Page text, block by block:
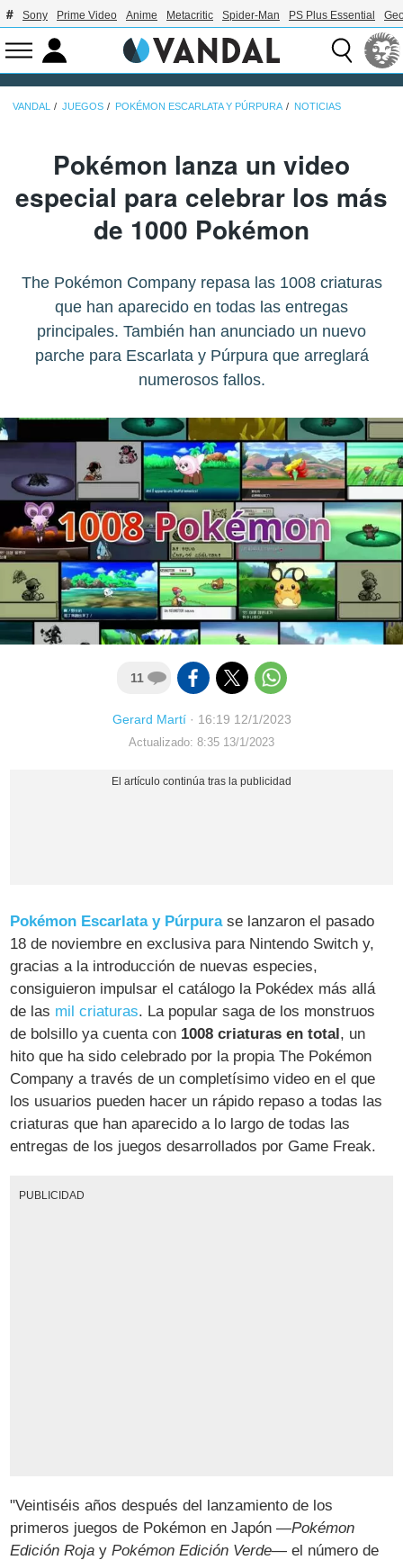
Sony Prime Video Anime Metacritic Spider-Man PS Plus Essential
VANDAL JUEGOS POKÉMON ESCARLATA Y PÚRPURA NOTICIAS
Pokémon lanza un video
especial para celebrar los más
de 1000 Pokémon
The Pokémon Company repasa las 1008 criaturas
que han aparecido en todas las entregas
principales. También han anunciado un nuevo
parche para Escarlata y Púrpura que arreglará
numerosos fallos.
11
Gerard Martí· 16:19 12/1/2023
Actualizado: 8:35 13/1/2023
Pokémon Escarlata y Púrpurase lanzaron el pasado
18 de noviembre en exclusiva para Nintendo Switch y,
gracias a la introducción de nuevas especies,
consiguieron impulsar el catálogo la Pokédex más allá
de las mil criaturas. La popular saga de los monstruos
de bolsillo ya cuenta con 1008 criaturas en total, un
hito que ha sido celebrado por la propia The Pokémon
Company a través de un completísimo video en el que
los usuarios pueden hacer un rápido repaso a todas las
criaturas que han aparecido a lo largo de todas las
entregas de los juegos desarrollados por Game Freak.
PUBLICIDAD
"Veintiséis años después del lanzamiento de los
primeros juegos de Pokémon en Japón —Pokémon
Edición Roja yPokémon Edición Verde— el número de